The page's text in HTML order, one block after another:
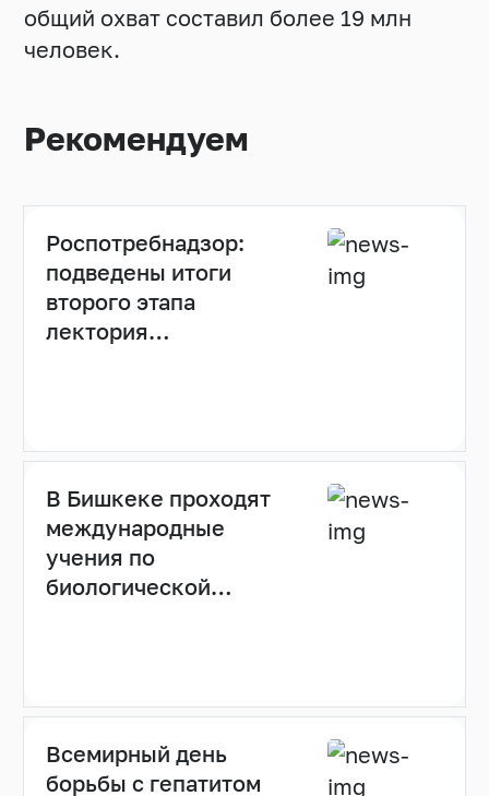
общий охват составил более 19 млн
человек.
Рекомендуем
Роспотребнадзор:
подведены итоги
второго этапа
лектория
В Бишкеке проходят
международные
учения по
биологической
лабораторий
Всемирный день
борьбы с гепатитом